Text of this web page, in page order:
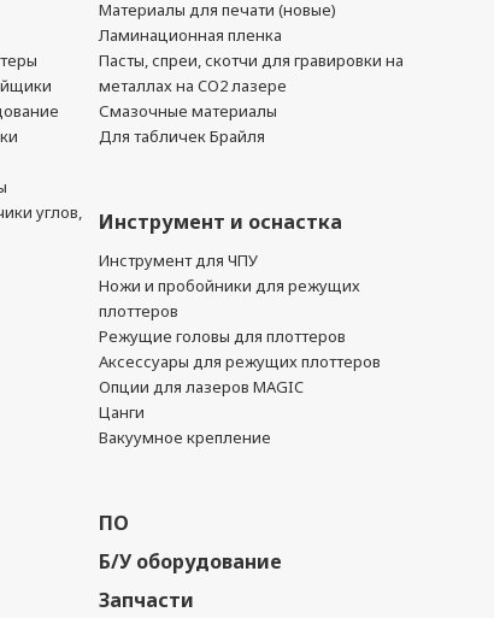
углов,
Материалы для печати (новые)
Ламинационная пленка
Пасты, спреи, скотчи для гравировки на
металлах на CO2 лазере
Смазочные материалы
Для табличек Брайля
Инструмент и оснастка
Инструмент для ЧПУ
Ножи и пробойники для режущих
плоттеров
Режущие головы для плоттеров
Аксессуары для режущих плоттеров
Опции для лазеров MAGIC
Цанги
Вакуумное крепление
ПО
Б/У оборудование
Запчасти